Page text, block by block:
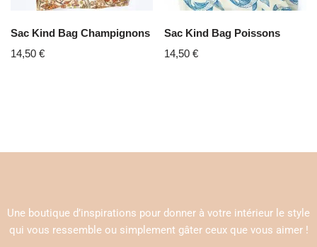
Sac Kind Bag Champignons
14,50 €
Sac Kind Bag Poissons
14,50€
Une boutique d’inspirations pour donner à votre intérieur le style
qui vous ressemble ou simplement gâter ceux que vous aimer !